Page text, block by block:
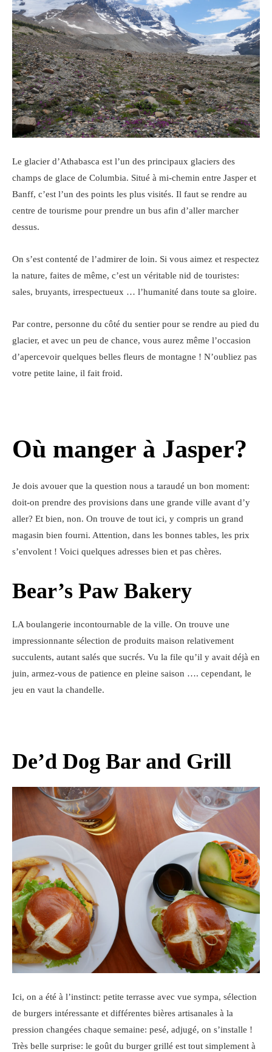
Le glacier d’Athabasca est l’un des principaux glaciers des
champs de glace de Columbia. Situé à mi-chemin entre Jasper et
Banff, c’est l’un des points les plus visités. Il faut se rendre au
centre de tourisme pour prendre un bus afin d’aller marcher
dessus.
On s’est contenté de l’admirer de loin. Si vous aimez et respectez
la nature, faites de même, c’est un véritable nid de touristes:
sales, bruyants, irrespectueux … l’humanité dans toute sa gloire.
Par contre, personne du côté du sentier pour se rendre au pied du
glacier, et avec un peu de chance, vous aurez même l’occasion
d’apercevoir quelques belles fleurs de montagne ! N’oubliez pas
votre petite laine, il fait froid.
Où manger à Jasper?
Je dois avouer que la question nous a taraudé un bon moment:
doit-on prendre des provisions dans une grande ville avant d’y
aller? Et bien, non. On trouve de tout ici, y compris un grand
magasin bien fourni. Attention, dans les bonnes tables, les prix
s’envolent ! Voici quelques adresses bien et pas chères.
Bear’s Paw Bakery
LA boulangerie incontournable de la ville. On trouve une
impressionnante sélection de produits maison relativement
succulents, autant salés que sucrés. Vu la file qu’il y avait déjà en
juin, armez-vous de patience en pleine saison …. cependant, le
jeu en vaut la chandelle.
De’d Dog Bar and Grill
Ici, on a été à l’instinct: petite terrasse avec vue sympa, sélection
de burgers intéressante et différentes bières artisanales à la
pression changées chaque semaine: pesé, adjugé, on s’installe !
Très belle surprise: le goût du burger grillé est tout simplement à